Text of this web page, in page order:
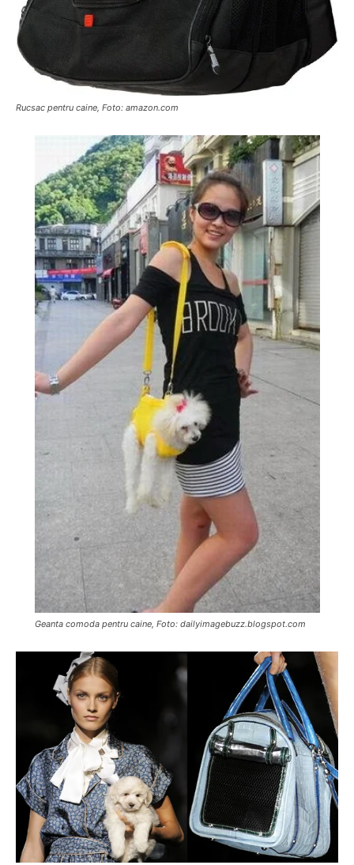
Rucsac pentru caine, Foto: amazon.com
Geanta comoda pentru caine, Foto: dailyimagebuzz.blogspot.com